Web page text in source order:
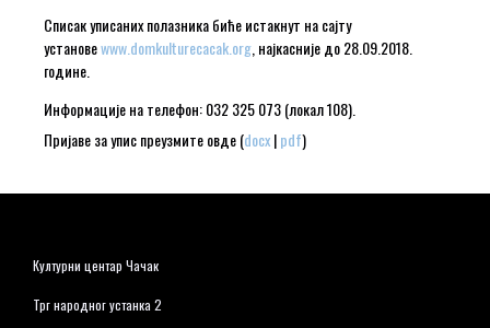
Списак уписаних полазника биће истакнут на сајту
установеwww.domkulturecacak.org, најкасније до 28.09.2018.
године.
Информације на телефон: 032 325 073 (локал 108).
Пријаве за упис преузмите овде (docx|pdf)
Културни центар Чачак
Трг народног устанка 2